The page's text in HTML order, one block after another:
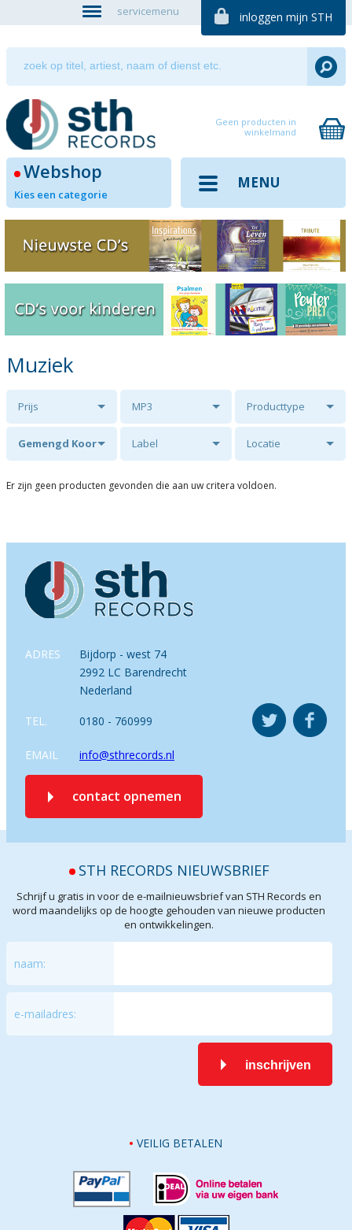
servicemenu inloggen mijn STH
Geen producten in
winkelmand
Webshop
Kies een categorie
MENU
Muziek
Prijs MP3 Producttype
Gemengd Koor Label Locatie
Er zijn geen producten gevonden die aan uw critera voldoen.
ADRES
Bijdorp - west 74
2992 LC Barendrecht
Nederland
TEL. 0180 - 760999
EMAIL info@sthrecords.nl
contact opnemen
STH RECORDS NIEUWSBRIEF
Schrijf u gratis in voor de e-mailnieuwsbrief van STH Records en
word maandelijks op de hoogte gehouden van nieuwe producten
en ontwikkelingen.
naam:
e-mailadres:
inschrijven
VEILIG BETALEN